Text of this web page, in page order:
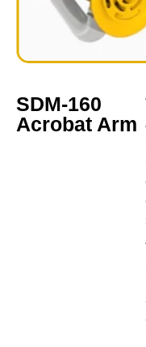
SDM-160
Acrobat Arm